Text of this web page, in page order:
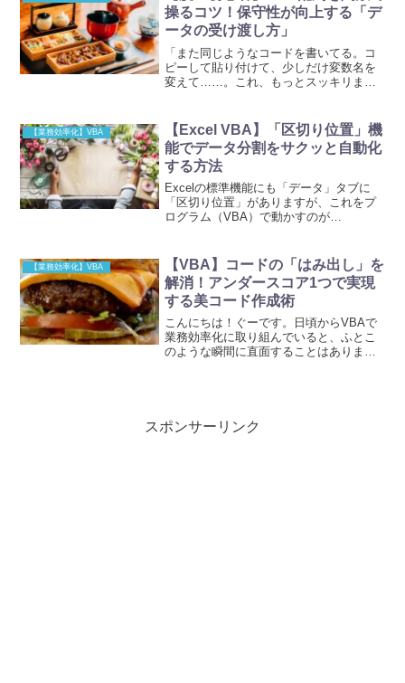
操るコツ！保守性が向上する「デ
ータの受け渡し方」
「また同じようなコードを書いてる。コ
ピーして貼り付けて、少しだけ変数名を
変えて……。これ、もっとスッキリまと
難しそう……。」そんな風に悩んだこと
はありませんか？私自身...
【業務効率化】VBA
【Excel VBA】「区切り位置」機
能でデータ分割をサクッと自動化
する方法
Excelの標準機能にも「データ」タブに
「区切り位置」がありますが、これをプ
ログラム（VBA）で動かすのが
一瞬でデータを切り分ける自動カッタ
ー」のようなイメー...
【業務効率化】VBA
【VBA】コードの「はみ出し」を
解消！アンダースコア1つで実現
する美コード作成術
こんにちは！ぐーです。日頃からVBAで
業務効率化に取り組んでいると、ふとこ
のような瞬間に直面することはありませ
スポンサーリンク